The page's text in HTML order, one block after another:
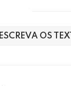
ESCREVA OS